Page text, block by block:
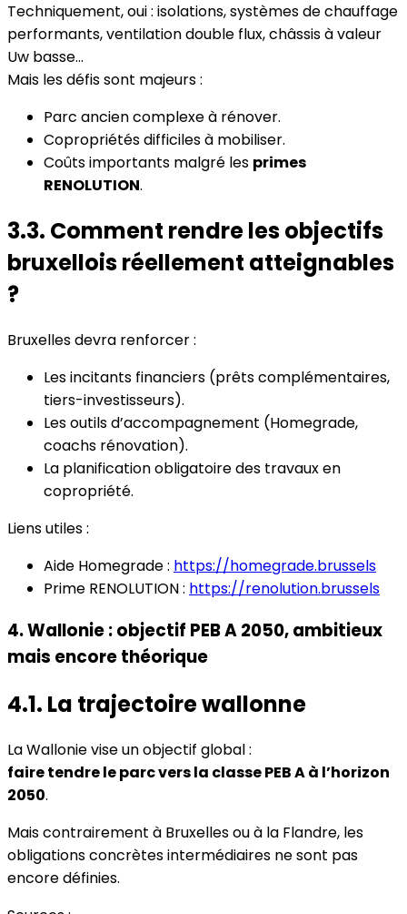
Techniquement, oui : isolations, systèmes de chauffage
performants, ventilation double flux, châssis à valeur
Uw basse…
Mais les défis sont majeurs :
Parc ancien complexe à rénover.
Copropriétés difficiles à mobiliser.
Coûts importants malgré les primes
RENOLUTION.
3.3. Comment rendre les objectifs
bruxellois réellement atteignables
?
Bruxelles devra renforcer :
Les incitants financiers (prêts complémentaires,
tiers-investisseurs).
Les outils d’accompagnement (Homegrade,
coachs rénovation).
La planification obligatoire des travaux en
copropriété.
Liens utiles :
Aide Homegrade : https://homegrade.brussels
Prime RENOLUTION : https://renolution.brussels
4. Wallonie : objectif PEB A 2050, ambitieux
mais encore théorique
4.1. La trajectoire wallonne
La Wallonie vise un objectif global :
faire tendre le parc vers la classe PEB A à l’horizon
2050.
Mais contrairement à Bruxelles ou à la Flandre, les
obligations concrètes intermédiaires ne sont pas
encore définies.